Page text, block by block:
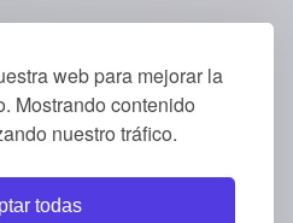
web para mejorar la
Mostrando contenido
nuestro tráfico.
todas